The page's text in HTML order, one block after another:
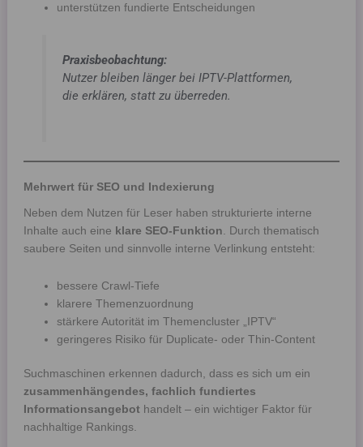
unterstützen fundierte Entscheidungen
Praxisbeobachtung:
Nutzer bleiben länger bei IPTV-Plattformen,
die erklären, statt zu überreden.
Mehrwert für SEO und Indexierung
Neben dem Nutzen für Leser haben strukturierte interne
Inhalte auch eine klare SEO-Funktion . Durch thematisch
saubere Seiten und sinnvolle interne Verlinkung entsteht:
bessere Crawl-Tiefe
klarere Themenzuordnung
stärkere Autorität im Themencluster „IPTV“
geringeres Risiko für Duplicate- oder Thin-Content
Suchmaschinen erkennen dadurch, dass es sich um ein
zusammenhängendes, fachlich fundiertes
Informationsangebothandelt – ein wichtiger Faktor für
nachhaltige Rankings.